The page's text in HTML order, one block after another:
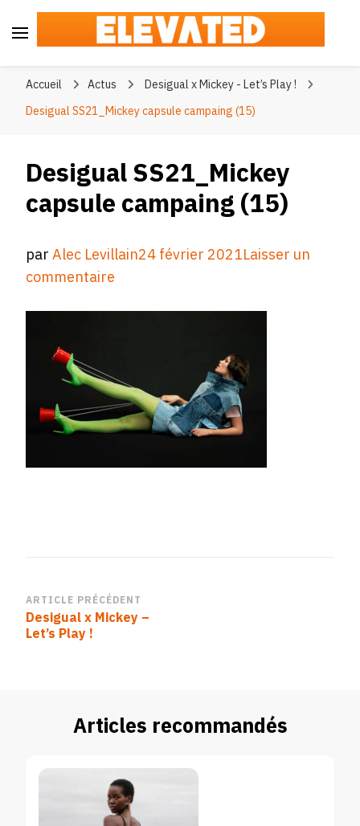
Accueil Actus
Desigual x Mickey - Let’s Play !
Desigual SS21_Mickey capsule campaing (15)
Desigual SS21_Mickey
capsule campaing (15)
parAlec Levillain24 février 2021Laisser un
commentaire
(15)
Navigation
d’article
ARTICLE PRÉCÉDENT
Desigual x Mickey –
Let’s Play !
Articles recommandés